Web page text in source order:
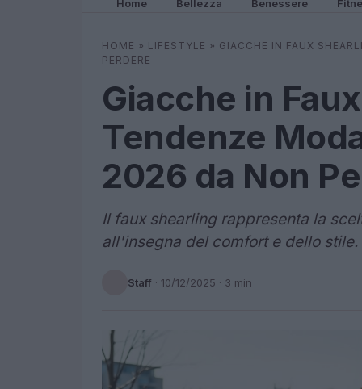
Home Bellezza Benessere
HOME » LIFESTYLE » GIACCHE IN FAUX
PERDERE
Giacche in
Tendenze
2026 da Non
Il faux shearling rappresenta la
all'insegna del comfort e dello stile.
Staff · 10/12/2025 · 3 min